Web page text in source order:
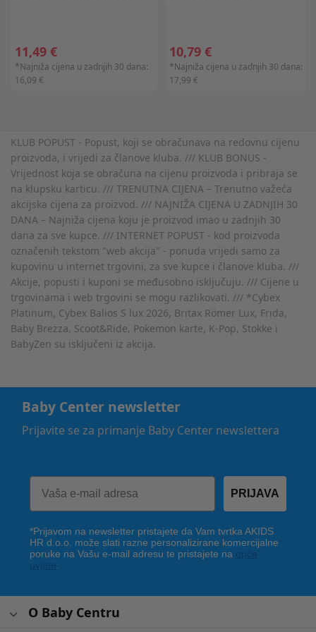
11,49 €
*Najniža cijena u zadnjih 30 dana:
16,09 €
10,79 €
*Najniža cijena u zadnjih 30 dana:
17,99 €
KLUB POPUST - Popust, koji se obračunava na redovnu cijenu
proizvoda, i vrijedi za članove kluba. /// KLUB BONUS -
Vrijednost koja se obračuna na cijenu proizvoda i pribraja se
na klupsku karticu. /// TRENUTNA CIJENA – Trenutno važeća
akcijska cijena za proizvod. /// NAJNIŽA CIJENA U ZADNJIH 30
DANA – Najniža cijena koju je proizvod imao u zadnjih 30
dana za sve kupce. /// INTERNET POPUST - kod proizvoda
označenih tekstom "web akcija" - ponuda vrijedi samo za
kupovinu u internet trgovini, za sve kupce i članove kluba. ///
Akcije, popusti i kuponi se međusobno isključuju. /// Cijene u
trgovinama i web trgovini se mogu razlikovati. /// *Cybex
Platinum, Cybex Balios S lux 2026, Britax Römer Lux, Frida,
Baby Brezza, Scoot&Ride, Pokemon karte, K-Pop, Stokke i
BabyZen su isključeni iz akcija.
Baby Center newsletter
Prijavite se za primanje Baby Center newslettera
PRIJAVA
*Prijavom na newsletter pristajete da Vam tvrtka AKIDS
HR d.o.o. može slati razne personalizirane komercijalne
poruke na Vašu e-mail adresu te pristajete na
O Baby Centru